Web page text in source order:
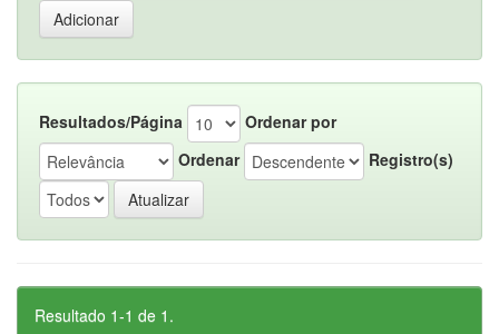
Resultados/Página
Ordenar por
Ordenar
Registro(s)
Resultado 1-1 de 1.